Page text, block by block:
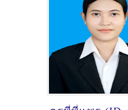
[28/7/2024,
12:50:21]